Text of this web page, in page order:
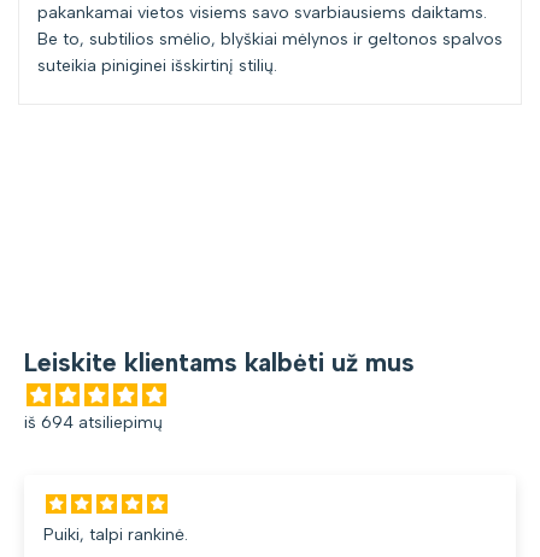
pakankamai vietos visiems savo svarbiausiems daiktams.
Be to, subtilios smėlio, blyškiai mėlynos ir geltonos spalvos
suteikia piniginei išskirtinį stilių.
Leiskite klientams kalbėti už mus
iš 694 atsiliepimų
talpi rankinė.